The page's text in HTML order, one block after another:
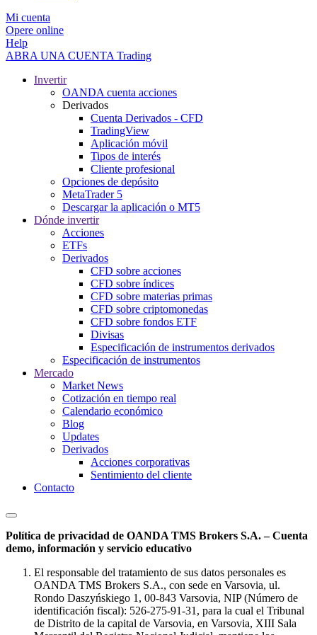
Mi cuenta
Opere online
Help
ABRA UNA CUENTA Trading
Invertir
OANDA cuenta acciones
Derivados
Cuenta Derivados - CFD
TradingView
Aplicación móvil
Tipos de interés
Cliente profesional
Opciones de depósito
MetaTrader 5
Descargar la aplicación o MT5
Dónde invertir
Acciones
ETFs
Derivados
CFD sobre acciones
CFD sobre índices
CFD sobre materias primas
CFD sobre criptomonedas
CFD sobre fondos ETF
Divisas
Especificación de instrumentos derivados
Especificación de instrumentos
Mercado
Market News
Cotización en tiempo real
Calendario económico
Blog
Updates
Derivados
Acciones corporativas
Sentimiento del cliente
Contacto
Política de privacidad de OANDA TMS Brokers S.A. – Cuenta
demo, información y servicio educativo
El responsable del tratamiento de sus datos personales es
OANDA TMS Brokers S.A., con sede en Varsovia, ul.
Rondo Daszyńskiego 1, 00-843 Varsovia, NIP (Número de
identificación fiscal): 526-275-91-31, para la cual el Tribunal
de Distrito de la capital de Varsovia, en Varsovia, XIII Sala